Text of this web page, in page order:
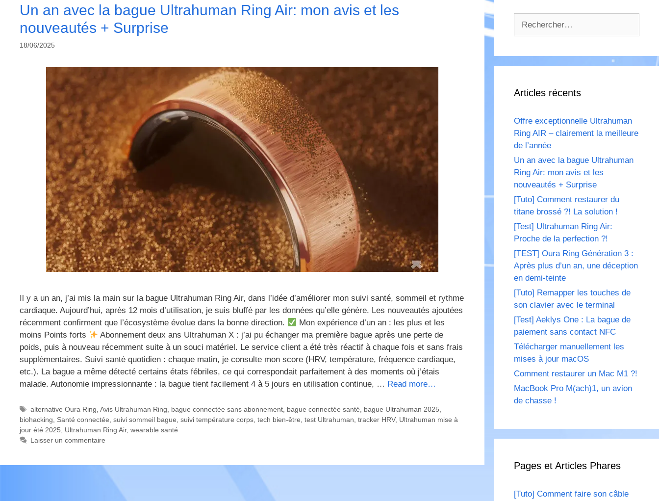
Un an avec la bague Ultrahuman Ring Air: mon avis et les
nouveautés + Surprise
18/06/2025
Il y a un an, j’ai mis la main sur la bague Ultrahuman Ring Air, dans l’idée d’améliorer mon suivi santé, sommeil et rythme
cardiaque. Aujourd’hui, après 12 mois d’utilisation, je suis bluffé par les données qu’elle génère. Les nouveautés ajoutées
récemment confirment que l’écosystème évolue dans la bonne direction.
Mon expérience d’un an : les plus et les
moins Points forts
Abonnement deux ans Ultrahuman X : j’ai pu échanger ma première bague après une perte de
poids, puis à nouveau récemment suite à un souci matériel. Le service client a été très réactif à chaque fois et sans frais
supplémentaires. Suivi santé quotidien : chaque matin, je consulte mon score (HRV, température, fréquence cardiaque,
etc.). La bague a même détecté certains états fébriles, ce qui correspondait parfaitement à des moments où j’étais
malade. Autonomie impressionnante : la bague tient facilement 4 à 5 jours en utilisation continue, … Read more…
Étiquettes
alternative Oura Ring, Avis Ultrahuman Ring, bague connectée sans abonnement, bague connectée santé, bague Ultrahuman 2025,
biohacking, Santé connectée, suivi sommeil bague, suivi température corps, tech bien-être, test Ultrahuman, tracker HRV, Ultrahuman mise à
jour été 2025, Ultrahuman Ring Air, wearable santé
Laisser un commentaire
Articles récents
Offre exceptionnelle Ultrahuman
Ring AIR – clairement la meilleure
de l’année
Un an avec la bague Ultrahuman
Ring Air: mon avis et les
nouveautés + Surprise
[Tuto] Comment restaurer du
titane brossé ?! La solution !
[Test] Ultrahuman Ring Air:
Proche de la perfection ?!
[TEST] Oura Ring Génération 3 :
Après plus d’un an, une déception
en demi-teinte
[Tuto] Remapper les touches de
son clavier avec le terminal
[Test] Aeklys One : La bague de
paiement sans contact NFC
Télécharger manuellement les
mises à jour macOS
Comment restaurer un Mac M1 ?!
MacBook Pro M(ach)1, un avion
de chasse !
Pages et Articles Phares
[Tuto] Comment faire son câble